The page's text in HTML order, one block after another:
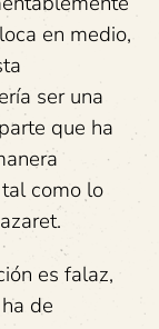
en medio,
ser una
que ha
como lo
es falaz,
de